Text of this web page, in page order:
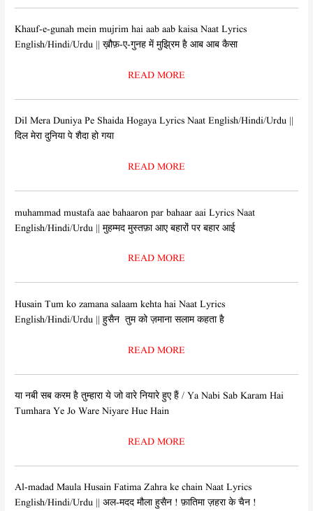
Khauf-e-gunah mein mujrim hai aab aab kaisa Naat Lyrics
English/Hindi/Urdu || ख़ौफ़-ए-गुनह में मुझ्रिम है आब आब कैसा
READ MORE
Dil Mera Duniya Pe Shaida Hogaya Lyrics Naat English/Hindi/Urdu ||
दिल मेरा दुनिया पे शैदा हो गया
READ MORE
muhammad mustafa aae bahaaron par bahaar aai Lyrics Naat
English/Hindi/Urdu || मुहम्मद मुस्तफ़ा आए बहारों पर बहार आई
READ MORE
Husain Tum ko zamana salaam kehta hai Naat Lyrics
English/Hindi/Urdu || हुसैन तुम को ज़माना सलाम कहता है
READ MORE
या नबी सब करम है तुम्हारा ये जो वारे नियारे हुए हैं / Ya Nabi Sab Karam Hai
Tumhara Ye Jo Ware Niyare Hue Hain
READ MORE
Al-madad Maula Husain Fatima Zahra ke chain Naat Lyrics
English/Hindi/Urdu || अल-मदद मौला हुसैन ! फ़ातिमा ज़हरा के चैन !